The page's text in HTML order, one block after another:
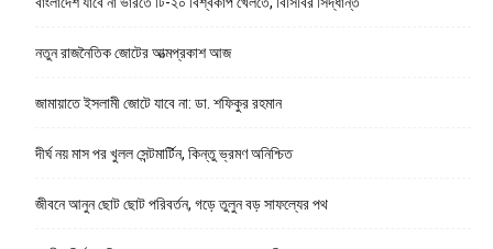
নতুন রাজনৈতিক জোটের আত্মপ্রকাশ আজ
জামায়াতে ইসলামী জোটে যাবে না: ডা. শফিকুর রহমান
দীর্ঘ নয় মাস পর খুলল সেন্টমার্টিন, কিন্তু ভ্রমণ অনিশ্চিত
জীবনে আনুন ছোট ছোট পরিবর্তন, গড়ে তুলুন বড় সাফল্যের পথ